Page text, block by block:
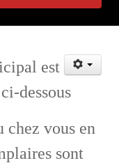
est
dessous
chez vous en
sont